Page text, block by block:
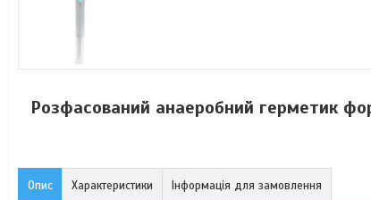
Розфасований анаеробний герметик
Опис Характеристики Інформація для замовлення